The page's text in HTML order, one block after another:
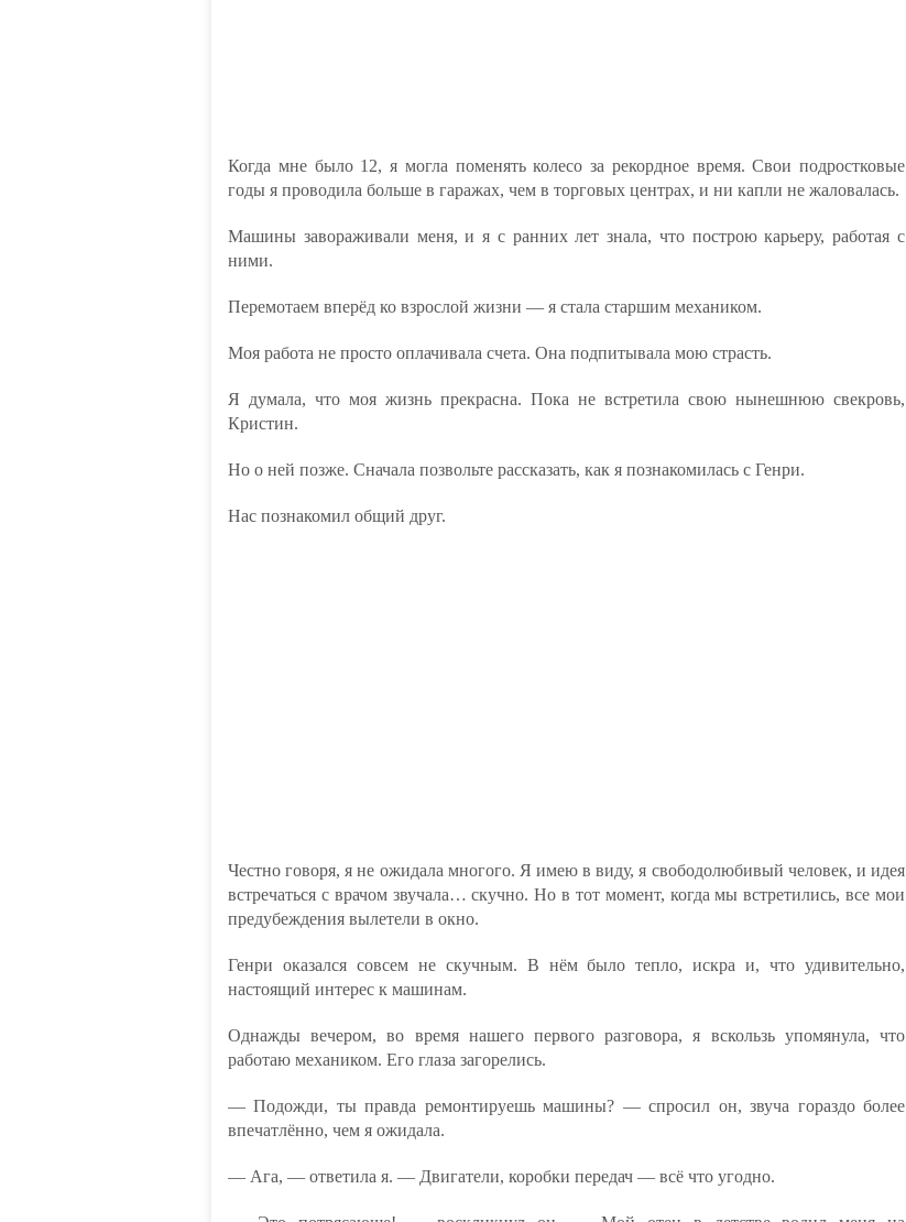
Когда мне было 12, я могла поменять колесо за рекордное время. Свои подростковые
годы я проводила больше в гаражах, чем в торговых центрах, и ни капли не жаловалась.
Машины завораживали меня, и я с ранних лет знала, что построю карьеру, работая с
ними.
Перемотаем вперёд ко взрослой жизни — я стала старшим механиком.
Моя работа не просто оплачивала счета. Она подпитывала мою страсть.
Я думала, что моя жизнь прекрасна. Пока не встретила свою нынешнюю свекровь,
Кристин.
Но о ней позже. Сначала позвольте рассказать, как я познакомилась с Генри.
Нас познакомил общий друг.
Честно говоря, я не ожидала многого. Я имею в виду, я свободолюбивый человек, и идея
встречаться с врачом звучала… скучно. Но в тот момент, когда мы встретились, все мои
предубеждения вылетели в окно.
Генри оказался совсем не скучным. В нём было тепло, искра и, что удивительно,
настоящий интерес к машинам.
Однажды вечером, во время нашего первого разговора, я вскользь упомянула, что
работаю механиком. Его глаза загорелись.
— Подожди, ты правда ремонтируешь машины? — спросил он, звуча гораздо более
впечатлённо, чем я ожидала.
— Ага, — ответила я. — Двигатели, коробки передач — всё что угодно.